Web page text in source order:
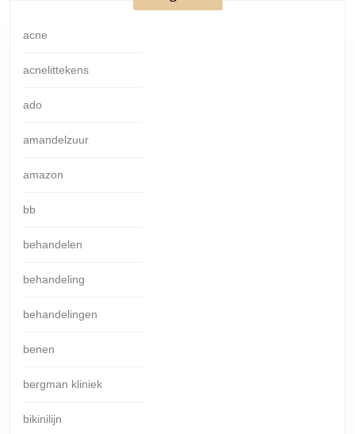
acne
acnelittekens
ado
amandelzuur
amazon
bb
behandelen
behandeling
behandelingen
benen
bergman kliniek
bikinilijn